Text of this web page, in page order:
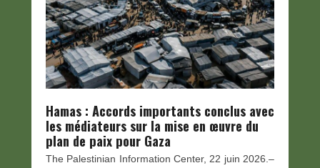
Hamas : Accords importants conclus avec
les médiateurs sur la mise en œuvre du
plan de paix pour Gaza
The Palestinian Information Center, 22 juin 2026.–